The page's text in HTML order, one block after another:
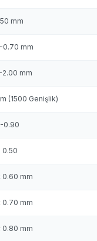
mm
0.70 mm
2.00 mm
(1500 Genişlik)
0.90
0.50
0.60 mm
0.70 mm
0.80 mm